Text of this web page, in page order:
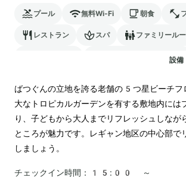
プール 無料Wi-Fi 朝食
レストラン スパ ファミリール
24時間対応のフロント
設備
ばつぐんの立地を誇る老舗の5つ星ビーチフ
大なトロピカルガーデンを有する敷地内には
り、子どもから大人までリフレッシュしなが
ところが魅力です。レギャン地区の中心部で
しましょう。
チェックイン時間：
15:00 ～